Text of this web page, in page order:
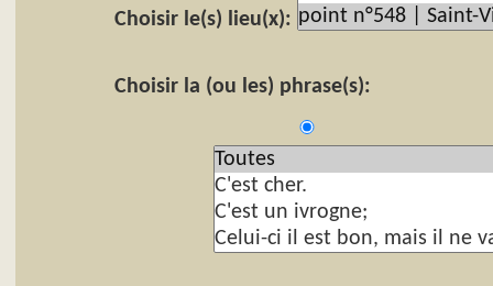
Choisir le(s) lieu(x):
Choisir la (ou les) phrase(s):